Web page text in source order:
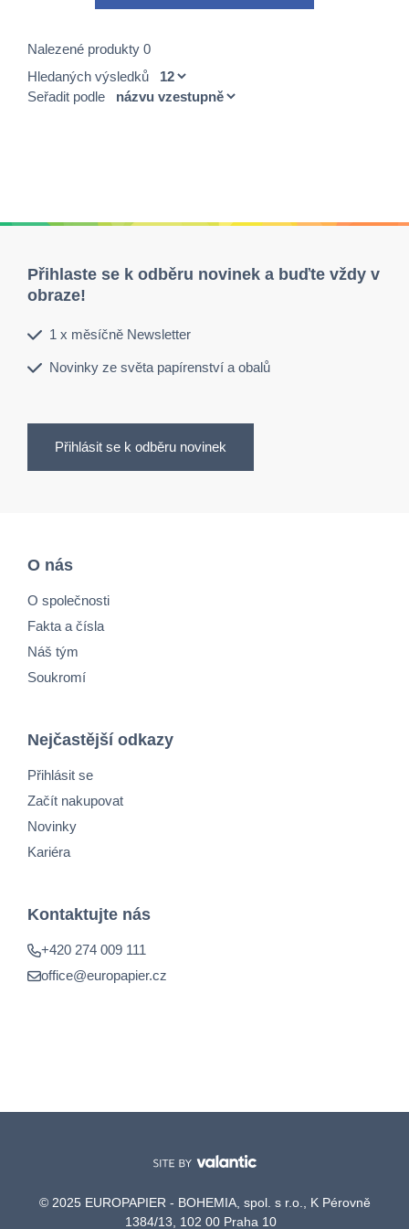
Nalezené produkty 0
Hledaných výsledků
Seřadit podle
Přihlaste se k odběru novinek a buďte vždy v
obraze!
1 x měsíčně Newsletter
Novinky ze světa papírenství a obalů
Přihlásit se k odběru novinek
O nás
O společnosti
Fakta a čísla
Náš tým
Soukromí
Nejčastější odkazy
Přihlásit se
Začít nakupovat
Novinky
Kariéra
Kontaktujte nás
+420 274 009 111
office@europapier.cz
© 2025 EUROPAPIER - BOHEMIA, spol. s r.o., K Pérovně
1384/13, 102 00 Praha 10